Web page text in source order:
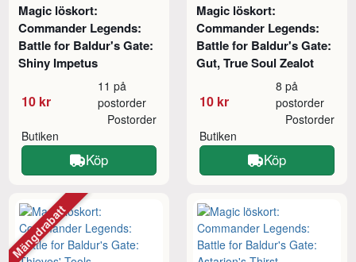
Magic löskort:
Commander Legends:
Battle for Baldur's Gate:
Shiny Impetus
10 kr
11 på
postorder
Butiken
Postorder
Köp
Magic löskort:
Commander Legends:
Battle for Baldur's Gate:
Gut, True Soul Zealot
10 kr
8 på
postorder
Butiken
Postorder
Köp
Mängdrabatt